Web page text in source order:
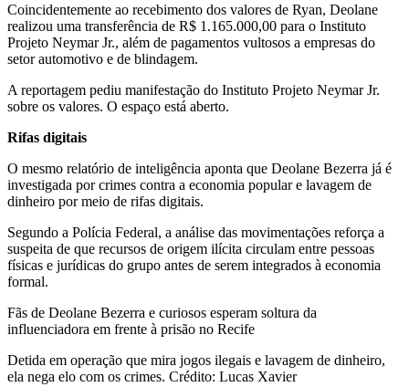
Coincidentemente ao recebimento dos valores de Ryan, Deolane
realizou uma transferência de R$ 1.165.000,00 para o Instituto
Projeto Neymar Jr., além de pagamentos vultosos a empresas do
setor automotivo e de blindagem.
A reportagem pediu manifestação do Instituto Projeto Neymar Jr.
sobre os valores. O espaço está aberto.
Rifas digitais
O mesmo relatório de inteligência aponta que Deolane Bezerra já é
investigada por crimes contra a economia popular e lavagem de
dinheiro por meio de rifas digitais.
Segundo a Polícia Federal, a análise das movimentações reforça a
suspeita de que recursos de origem ilícita circulam entre pessoas
físicas e jurídicas do grupo antes de serem integrados à economia
formal.
Fãs de Deolane Bezerra e curiosos esperam soltura da
influenciadora em frente à prisão no Recife
Detida em operação que mira jogos ilegais e lavagem de dinheiro,
ela nega elo com os crimes. Crédito: Lucas Xavier